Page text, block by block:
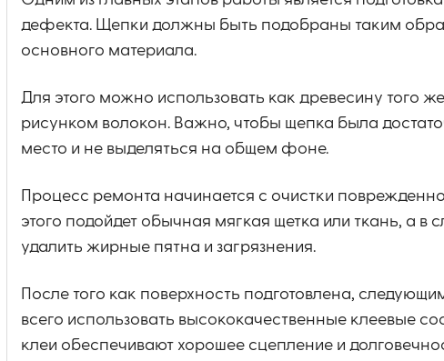
дефекта. Щепки должны быть подобраны таким
основного материала.
Для этого можно использовать как древесину того
рисунком волокон. Важно, чтобы щепка была
место и не выделяться на общем фоне.
Процесс ремонта начинается с очистки
этого подойдет обычная мягкая щетка или ткань, а
удалить жирные пятна и загрязнения.
После того как поверхность подготовлена,
всего использовать высококачественные клеевые
клеи обеспечивают хорошее сцепление и